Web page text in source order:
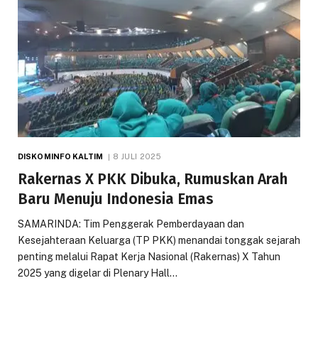
DISKOMINFO KALTIM 8 JULI 2025
Rakernas X PKK Dibuka, Rumuskan Arah
Baru Menuju Indonesia Emas
SAMARINDA: Tim Penggerak Pemberdayaan dan
Kesejahteraan Keluarga (TP PKK) menandai tonggak sejarah
penting melalui Rapat Kerja Nasional (Rakernas) X Tahun
2025 yang digelar di Plenary Hall…